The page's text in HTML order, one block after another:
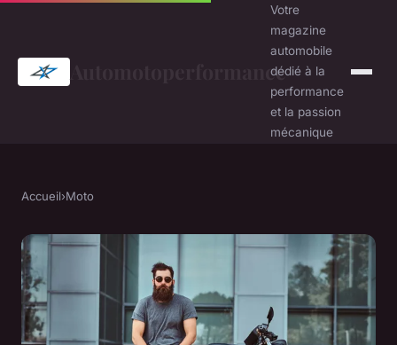
Automotoperformance
Votre
magazine
automobile
dédié à la
performance
et la passion
mécanique
Accueil›Moto